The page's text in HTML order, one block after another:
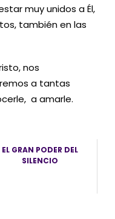
muy unidos a Él,
también en las
nos
a tantas
a amarle.
EL GRAN PODER DEL
SILENCIO